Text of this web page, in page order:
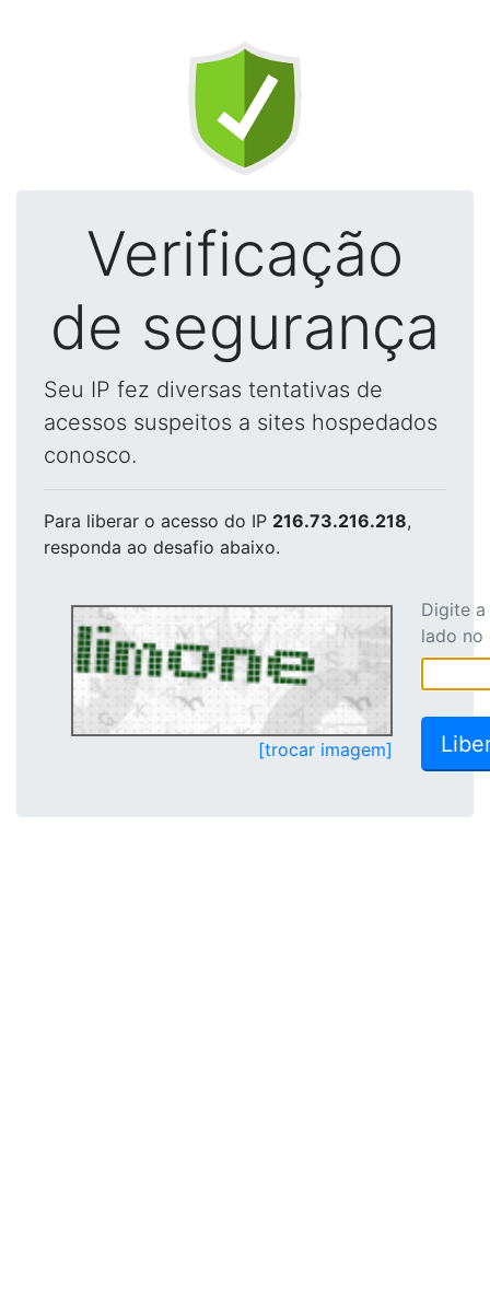
Verificação
de segurança
Seu IP fez diversas tentativas de
acessos suspeitos a sites hospedados
conosco.
Para liberar o acesso do IP 216.73.216.218,
responda ao desafio abaixo.
[trocar imagem]
Digite
lado no